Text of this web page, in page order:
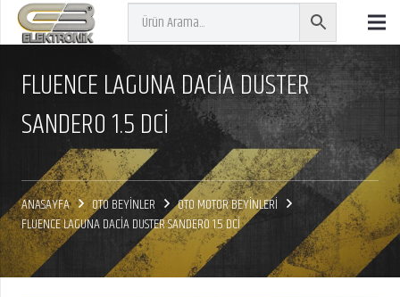
FLUENCE LAGUNA DACİA DUSTER
SANDERO 1.5 DCI
ANASAYFA OTO BEYİNLER
OTO MOTOR BEYİNLERİ
FLUENCE LAGUNA DACİA DUSTER SANDERO 1.5 DCI